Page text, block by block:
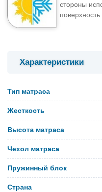
стороны
Характеристики
Тип матраса
Жесткость
Высота матраса
Чехол матраса
Пружинный блок
Страна